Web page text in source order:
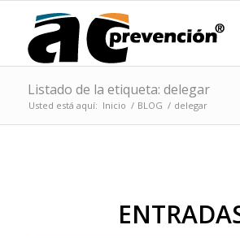
Listado de la etiqueta: delegar
Usted está aquí: Inicio / BLOG / delegar